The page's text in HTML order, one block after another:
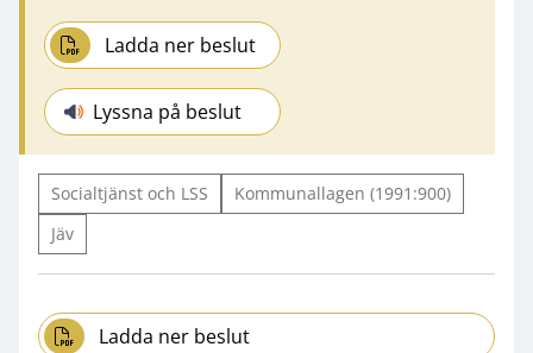
Ladda ner beslut
Lyssna på beslut
Socialtjänst och LSS
Kommunallagen (1991:900)
Jäv
Ladda ner beslut